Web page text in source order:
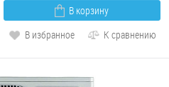
В корзину
В избранное
К сравнению